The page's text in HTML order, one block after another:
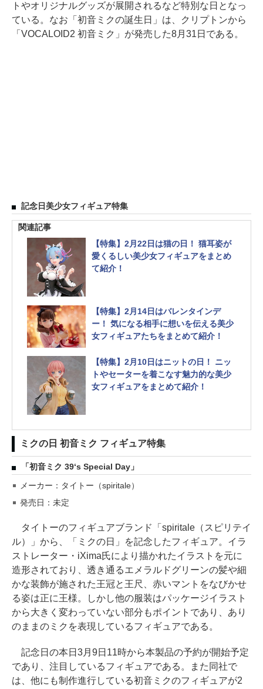
トやオリジナルグッズが展開されるなど特別な日となっ
ている。なお「初音ミクの誕生日」は、クリプトンから
「VOCALOID2 初音ミク」が発売した8月31日である。
記念日美少女フィギュア特集
関連記事
【特集】2月22日は猫の日！ 猫耳姿が
愛くるしい美少女フィギュアをまとめ
て紹介！
【特集】2月14日はバレンタインデ
ー！ 気になる相手に想いを伝える美少
女フィギュアたちをまとめて紹介！
【特集】2月10日はニットの日！ ニッ
トやセーターを着こなす魅力的な美少
女フィギュアをまとめて紹介！
ミクの日 初音ミク フィギュア特集
「初音ミク 39‘s Special Day」
メーカー：タイトー（spiritale）
発売日：未定
タイトーのフィギュアブランド「spiritale（スピリテイ
ル）」から、「ミクの日」を記念したフィギュア。イラ
ストレーター・iXima氏により描かれたイラストを元に
造形されており、透き通るエメラルドグリーンの髪や細
かな装飾が施された王冠と王尺、赤いマントをなびかせ
る姿は正に王様。しかし他の服装はパッケージイラスト
から大きく変わっていない部分もポイントであり、あり
のままのミクを表現しているフィギュアである。
記念日の本日3月9日11時から本製品の予約が開始予定
であり、注目しているフィギュアである。また同社で
は、他にも制作進行している初音ミクのフィギュアが2